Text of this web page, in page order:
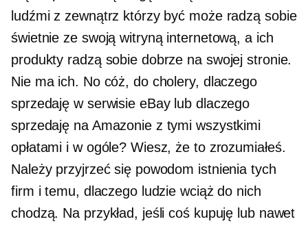
ludźmi z zewnątrz którzy być może radzą sobie
świetnie ze swoją witryną internetową, a ich
produkty radzą sobie dobrze na swojej stronie.
Nie ma ich. No cóż, do cholery, dlaczego
sprzedaję w serwisie eBay lub dlaczego
sprzedaję na Amazonie z tymi wszystkimi
opłatami i w ogóle? Wiesz, że to zrozumiałeś.
Należy przyjrzeć się powodom istnienia tych
firm i temu, dlaczego ludzie wciąż do nich
chodzą. Na przykład, jeśli coś kupuję lub nawet